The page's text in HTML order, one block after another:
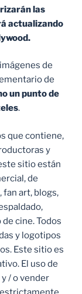
las
actualizando
de
de
un punto de
.
que contiene,
y
sitio están
de
art, blogs,
cine. Todos
y logotipos
Este sitio es
El uso de
/ o vender